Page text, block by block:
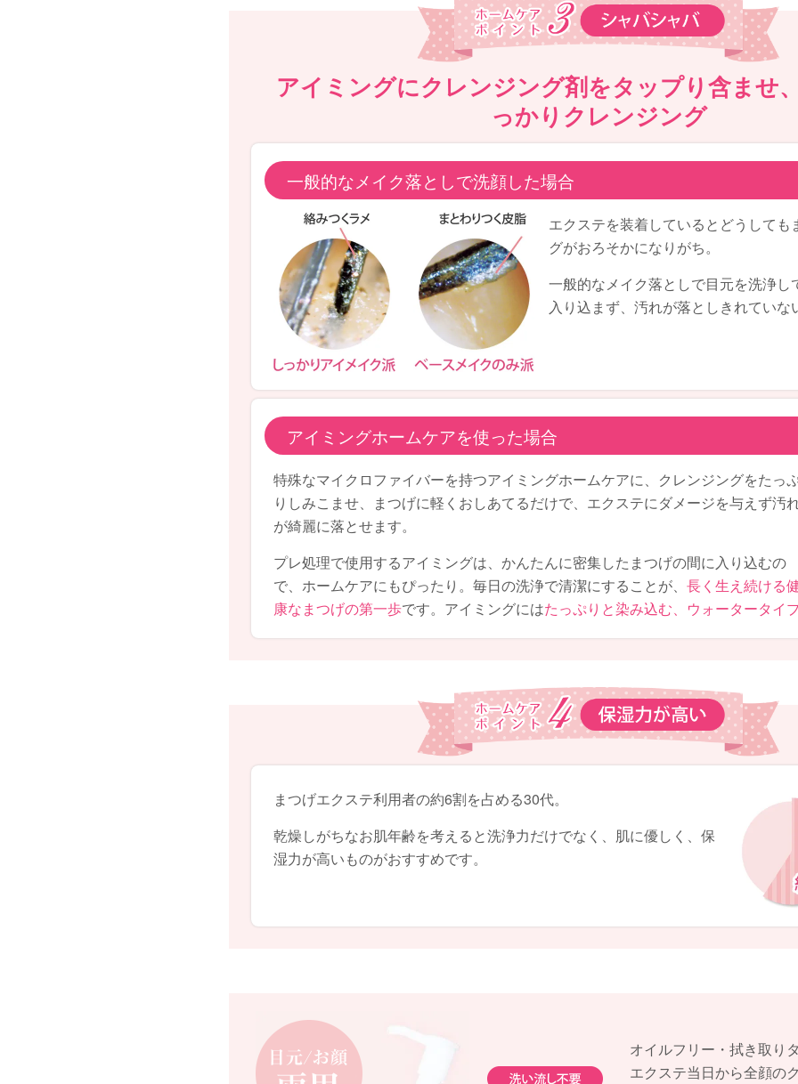
アイミングにクレンジング剤をタップり含ませ
っかりクレンジング
一般的なメイク落としで洗顔した場合
エクステを装着しているとどうしても
グがおろそかになりがち。
一般的なメイク落としで目元を洗浄し
入り込まず、汚れが落としきれていな
アイミングホームケアを使った場合
特殊なマイクロファイバーを持つアイミングホームケアに、クレンジングをたっ
りしみこませ、まつげに軽くおしあてるだけで、エクステにダメージを与えず汚
が綺麗に落とせます。
プレ処理で使用するアイミングは、かんたんに密集したまつげの間に入り込むの
で、ホームケアにもぴったり。毎日の洗浄で清潔にすることが、 長く生え続ける
康なまつげの第一歩です。アイミングにはたっぷりと染み込む、ウォータータイ
まつげエクステ利用者の約6割を占める30代。
乾燥しがちなお肌年齢を考えると洗浄力だけでなく、肌に優しく、保
湿力が高いものがおすすめです。
オイルフリー・拭き取り
エクステ当日から全顔の